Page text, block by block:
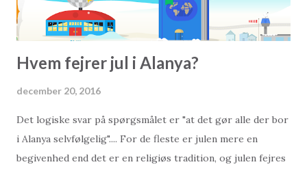
Hvem fejrer jul i Alanya?
december 20, 2016
Det logiske svar på spørgsmålet er "at det gør alle der bor
i Alanya selvfølgelig".... For de fleste er julen mere en
begivenhed end det er en religiøs tradition, og julen fejres